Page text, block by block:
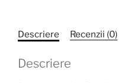
Descriere Recenzii (0)
Descriere